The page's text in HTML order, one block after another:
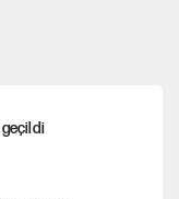
geçildi